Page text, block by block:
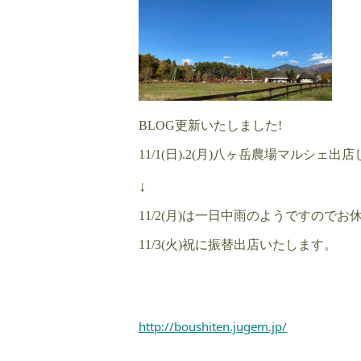
BLOG更新いたしました!
11/1(日).2(月)八ヶ岳農場マルシェ出店
↓
11/2(月)は一日中雨のようですのでお
11/3(火)祝に振替出店いたします。
http://boushiten.jugem.jp/